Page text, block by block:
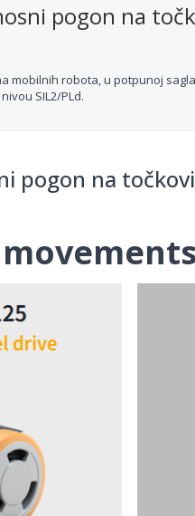
pogon na
robota, u potpunoj
SIL2/PLd.
pogon na